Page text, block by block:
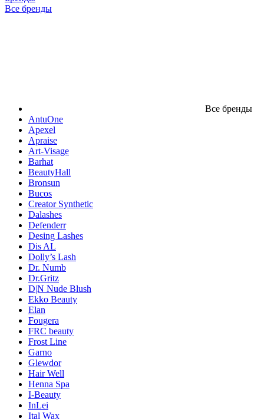
Все бренды
Все бренды
AntuOne
Apexel
Apraise
Art-Visage
Barhat
BeautyHall
Bronsun
Bucos
Creator Synthetic
Dalashes
Defenderr
Desing Lashes
Dis AL
Dolly’s Lash
Dr. Numb
Dr.Gritz
D|N Nude Blush
Ekko Beauty
Elan
Fougera
FRC beauty
Frost Line
Garno
Glewdor
Hair Well
Henna Spa
I-Beauty
InLei
Ital Wax